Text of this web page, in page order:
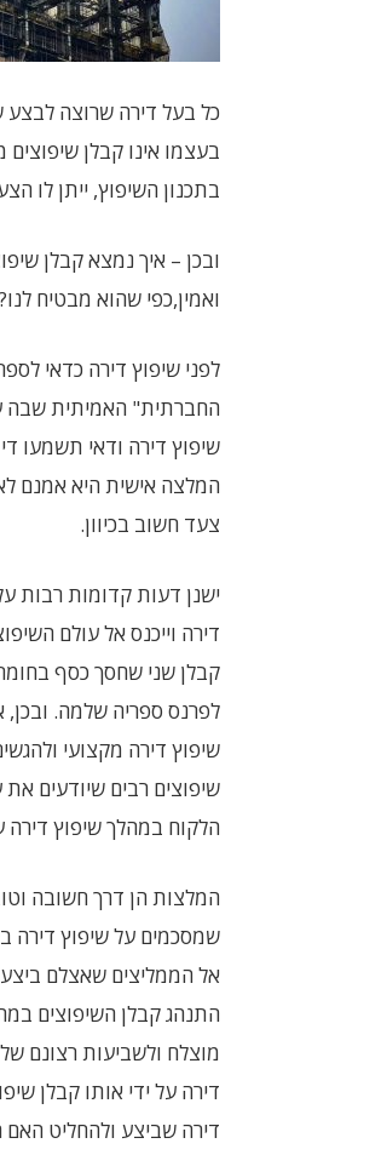
כל בעל דירה שרוצה לבצע
בעצמו אינו קבלן
בתכנון השיפוץ, ייתן לו
ובכן – איך נמצא קבלן
ואמין,כפי שהוא מבטיח לנו?
לפני שיפוץ דירה כדאי
החברתית" האמיתית שבה
שיפוץ דירה ודאי תשמעו
המלצה אישית היא אמנם
צעד חשוב בכיוון.
ישנן דעות קדומות רבות
דירה וייכנס אל עולם
קבלן שני שחסך כסף
לפרנס ספריה שלמה.
שיפוץ דירה מקצועי
שיפוצים רבים שיודעים
הלקוח במהלך שיפוץ דירה
המלצות הן דרך חשובה
שמסכמים על שיפוץ דירה
אל הממליצים שאצלם
התנהג קבלן השיפוצים
מוצלח ולשביעות רצונם
דירה על ידי אותו קבלן
דירה שביצע ולהחליט